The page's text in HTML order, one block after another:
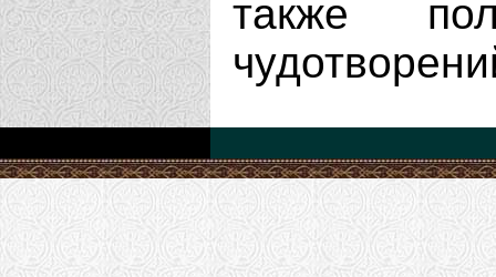
также